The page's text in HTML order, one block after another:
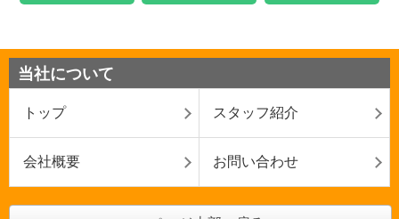
当社について
トップ スタッフ紹介
会社概要 お問い合わせ